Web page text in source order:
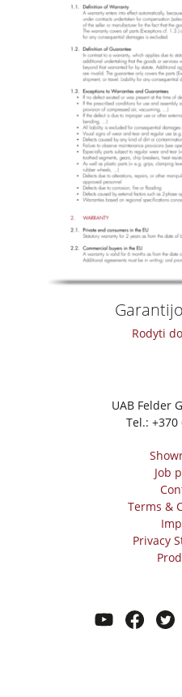
Plačiajuostės šlifavimo
Juostinės šlifavimo
Sendinimo staklės
Juostinės pjovimo staklės
Gręžimo ir kaltavimo
Plokštės supjovimo
Briketų presai
Presai
Neapdirbto oro
Oro valymo prietaisai &
Mechaninės pastūmos
Automatizavimas ir
Rodyti
UAB Felder
Tel.: +370
Job
Terms &
Privacy
youtube